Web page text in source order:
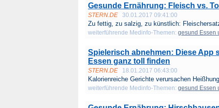
Gesunde Ernährung: Fleisch vs.
STERN.DE 30.01.2017 09:41:00
Zu fettig, zu salzig, zu künstlich:
weiterführende Medinfo-Themen: gesund Essen
Spielerisch abnehmen: Diese App
Essen ganz toll finden
STERN.DE 18.01.2017 06:43:00
Kalorienreiche Gerichte verursachen
weiterführende Medinfo-Themen: gesund Essen